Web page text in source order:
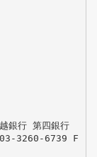
銀行 第四銀行
3260-6739 F